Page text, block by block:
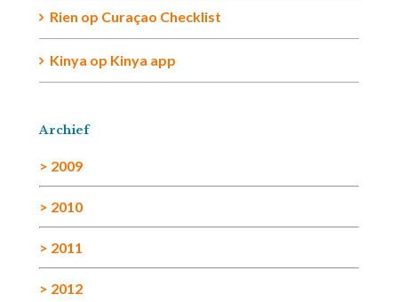
Rien op Curaçao Checklist
Kinya op Kinya app
Archief
> 2009
> 2010
> 2011
> 2012